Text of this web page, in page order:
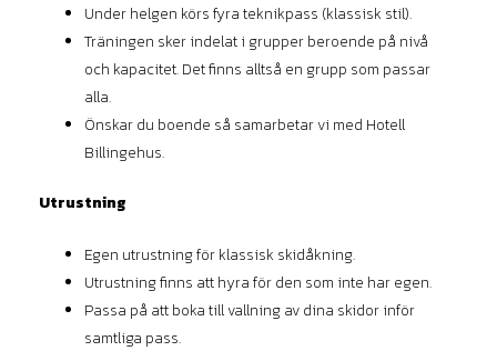
Under helgen körs fyra teknikpass (klassisk stil).
Träningen sker indelat i grupper beroende på nivå
och kapacitet. Det finns alltså en grupp som passar
alla.
Önskar du boende så samarbetar vi med Hotell
Billingehus.
Utrustning
Egen utrustning för klassisk skidåkning.
Utrustning finns att hyra för den som inte har egen.
Passa på att boka till vallning av dina skidor inför
samtliga pass.